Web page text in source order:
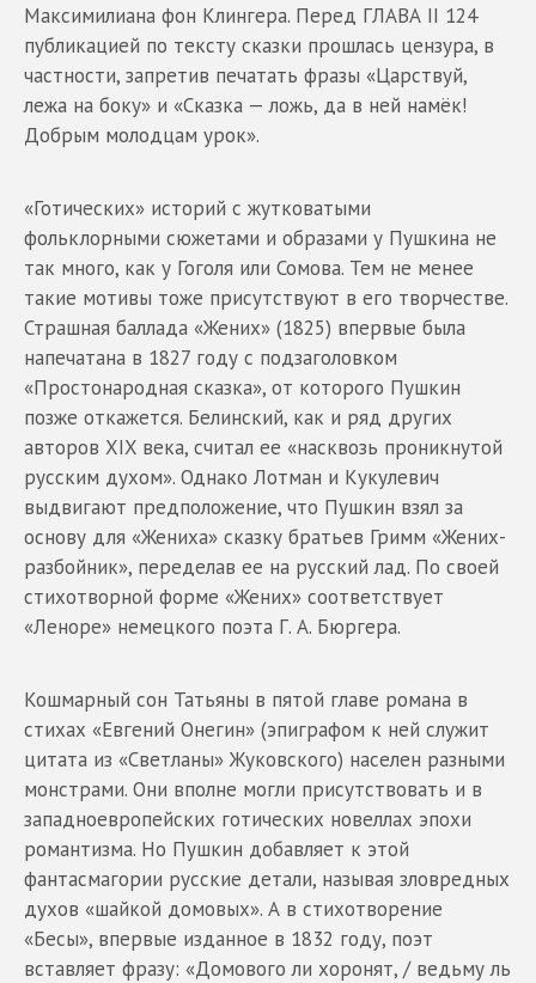
Максимилиана фон Клингера. Перед ГЛАВА II 124
публикацией по тексту сказки прошлась цензура, в
частности, запретив печатать фразы «Царствуй,
лежа на боку» и «Сказка — ложь, да в ней намёк!
Добрым молодцам урок».
«Готических» историй с жутковатыми
фольклорными сюжетами и образами у Пушкина не
так много, как у Гоголя или Сомова. Тем не менее
такие мотивы тоже присутствуют в его творчестве.
Страшная баллада «Жених» (1825) впервые была
напечатана в 1827 году с подзаголовком
«Простонародная сказка», от которого Пушкин
позже откажется. Белинский, как и ряд других
авторов XIX века, считал ее «насквозь проникнутой
русским духом». Однако Лотман и Кукулевич
выдвигают предположение, что Пушкин взял за
основу для «Жениха» сказку братьев Гримм «Жених-
разбойник», переделав ее на русский лад. По своей
стихотворной форме «Жених» соответствует
«Леноре» немецкого поэта Г. А. Бюргера.
Кошмарный сон Татьяны в пятой главе романа в
стихах «Евгений Онегин» (эпиграфом к ней служит
цитата из «Светланы» Жуковского) населен разными
монстрами. Они вполне могли присутствовать и в
западноевропейских готических новеллах эпохи
романтизма. Но Пушкин добавляет к этой
фантасмагории русские детали, называя зловредных
духов «шайкой домовых». А в стихотворение
«Бесы», впервые изданное в 1832 году, поэт
вставляет фразу: «Домового ли хоронят, / ведьму ль